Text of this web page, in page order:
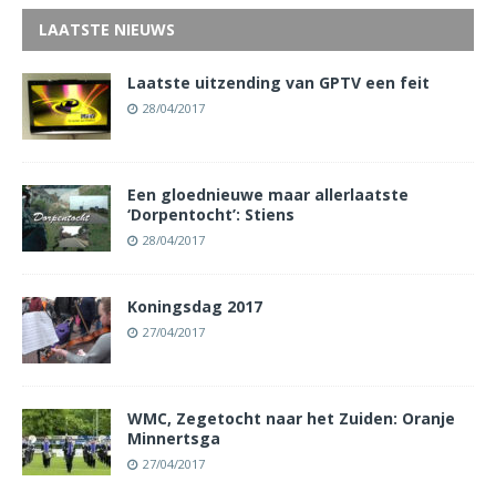
LAATSTE NIEUWS
Laatste uitzending van GPTV een feit
28/04/2017
Een gloednieuwe maar allerlaatste
‘Dorpentocht’: Stiens
28/04/2017
Koningsdag 2017
27/04/2017
WMC, Zegetocht naar het Zuiden: Oranje
Minnertsga
27/04/2017